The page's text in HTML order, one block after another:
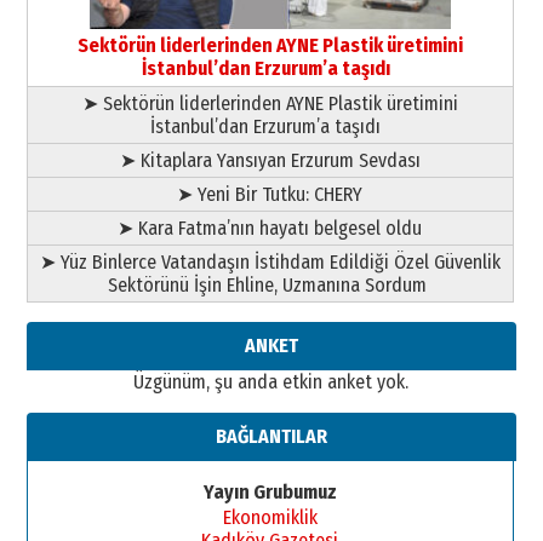
Bir fotoğraf, bir şehir, bir
gazeteci… Dizginler kimin
elinde?
A. Berhan Yılmaz
BİR BÖLÜM DEĞİL, BİR ÖMÜR
SEÇİYORSUNUZ… “NEDEN
ATATÜRK ÜNİVERSİTESİ?”
28 Temmuz 2026 Salı
Ahmet Gökhan YAZICI
Ahmed Yesevi’den bir Alperen…
”Reisimiz” idi… Hakka yürüdü.!
26 Mart 2026 Perşembe
gönül adamı Faruk Terzioğlu!
TRT’NİN BÖLGEYE AÇILAN SESİ
09 Ağustos 2026 Pazar
Sektörün liderlerinden AYNE Plastik üretimini
İstanbul’dan Erzurum’a taşıdı
➤ Sektörün liderlerinden AYNE Plastik üretimini
İstanbul’dan Erzurum’a taşıdı
➤ Kitaplara Yansıyan Erzurum Sevdası
➤ Yeni Bir Tutku: CHERY
➤ Kara Fatma’nın hayatı belgesel oldu
➤ Yüz Binlerce Vatandaşın İstihdam Edildiği Özel Güvenlik
Sektörünü İşin Ehline, Uzmanına Sordum
ANKET
Üzgünüm, şu anda etkin anket yok.
BAĞLANTILAR
Yayın Grubumuz
Ekonomiklik